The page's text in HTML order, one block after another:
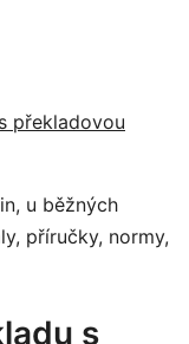
překladovou
u běžných
příručky, normy,
s